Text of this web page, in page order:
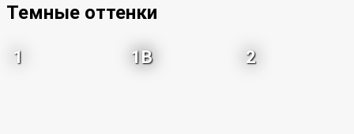
Темные оттенки
1 1B 2